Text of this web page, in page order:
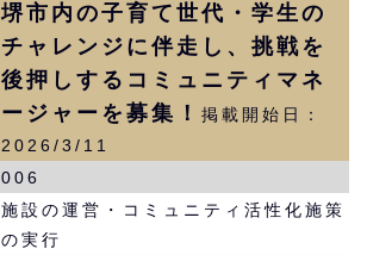
堺市内の子育て世代・学生の
チャレンジに伴走し、挑戦を
後押しするコミュニティマネ
ージャーを募集！
掲載開始日：
2026/3/11
006
施設の運営・コミュニティ活性化施策
の実行